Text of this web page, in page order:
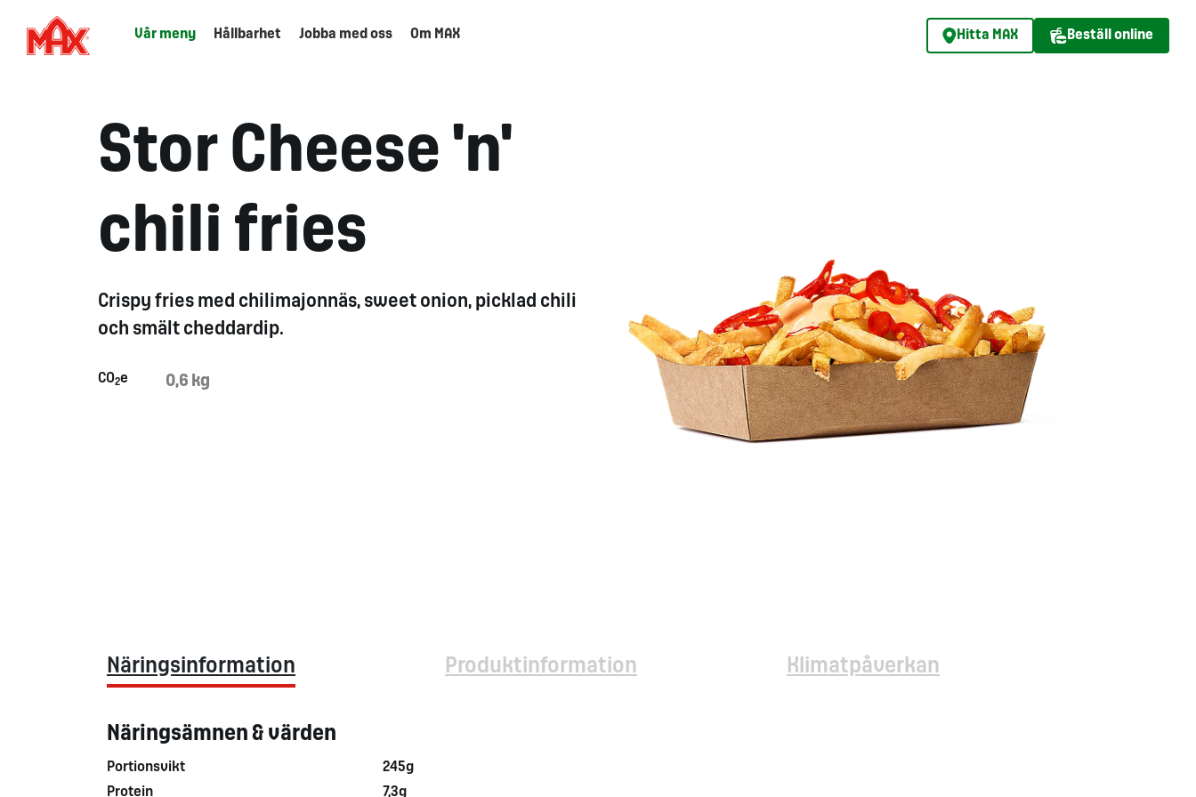
Vår meny Hållbarhet Jobba med oss Om MAX Hitta MAX Beställ online
Stor Cheese 'n'
chili fries
Crispy fries med chilimajonnäs, sweet onion, picklad chili
och smält cheddardip.
CO2e 0,6 kg
Näringsinformation Produktinformation Klimatpåverkan
Näringsämnen & värden
Portionsvikt
245g
Protein
7,3g